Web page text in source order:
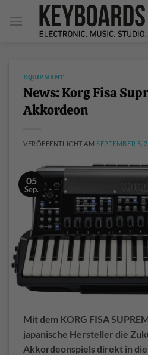
Inhalt
EQUIPMENT
News: Korg Fisa
Akkordeon
VERÖFFENTLICHT AMSEPTEMBER 5,
05
Sep.
Mit dem KORG FISA
japanische Hersteller die
Akkordeonspiels direkt in